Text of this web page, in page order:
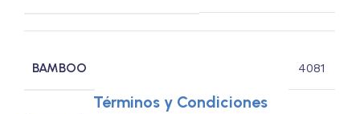
BAMBOO 4081
Términos y Condiciones